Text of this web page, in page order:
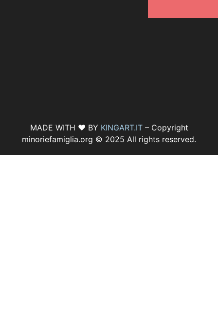
MADE WITH ♥ BY KINGART.IT– Copyright
minoriefamiglia.org © 2025 All rights reserved.